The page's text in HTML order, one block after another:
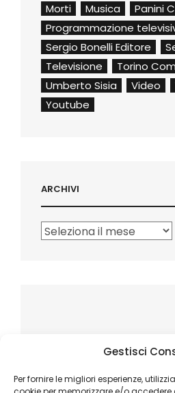
Gestisci
Per fornire le migliori esperienze,
Morti
Musica Panini
Programmazione
Sergio Bonelli Editore
Televisione
Torino
Umberto Sisia
Video
Youtube
ARCHIVI
Archivi